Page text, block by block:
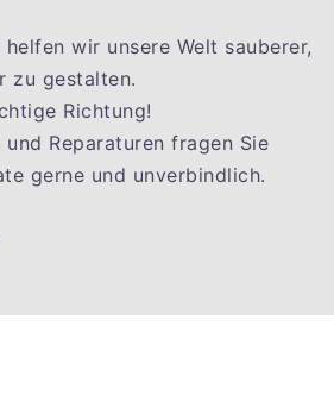
wir unsere Welt sauberer,
zu gestalten.
Richtung!
Reparaturen fragen Sie
gerne und unverbindlich.